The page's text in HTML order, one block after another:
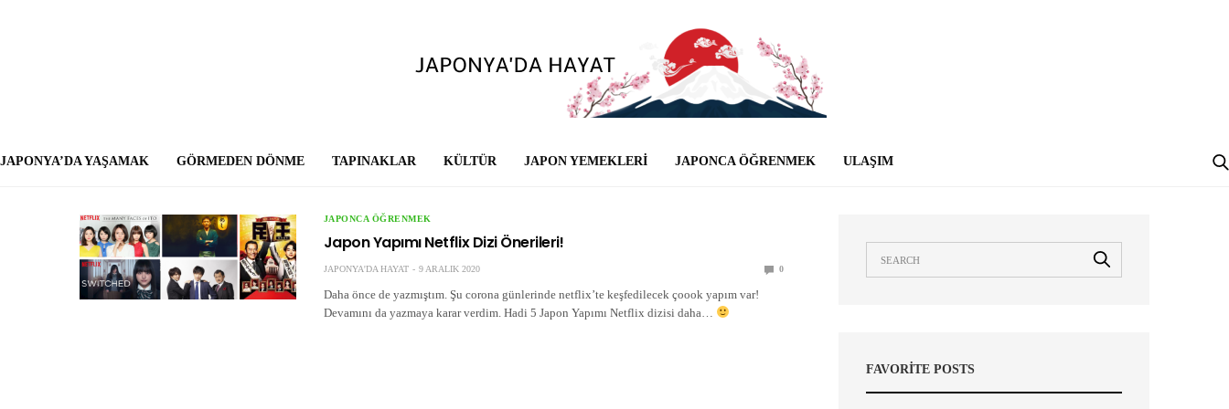
JAPONYA’DA YAŞAMAK GÖRMEDEN DÖNME TAPINAKLAR KÜLTÜR JAPON YEMEKLERI JAPONCA ÖĞRENMEK ULAŞIM
JAPONCA ÖĞRENMEK
Japon Yapımı Netflix Dizi Önerileri!
JAPONYA'DA HAYAT 9 ARALIK 2020 0
Daha önce de yazmıştım. Şu corona günlerinde netflix’te keşfedilecek çoook yapım var!
Devamını da yazmaya karar verdim. Hadi 5 Japon Yapımı Netflix dizisi daha…
FAVORITE POSTS